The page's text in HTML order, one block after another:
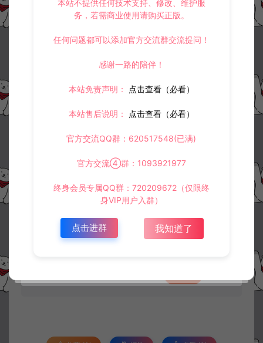
本站不提供任何技术支持、修改、维护服
务，若需商业使用请购买正版。
任何问题都可以添加官方交流群交流提问！
感谢一路的陪伴！
本站免责声明： 点击查看（必看）
本站售后说明： 点击查看（必看）
官方交流QQ群：620517548(已满)
官方交流④群：1093921977
终身会员专属QQ群：720209672（仅限终
身VIP用户入群）
点击进群 我知道了